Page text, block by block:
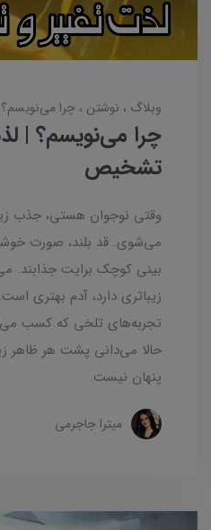
وبلاگ نوشتن چرا می‌نویسم؟
چرا می‌نویسم؟ |
تشخیص
وقتی نوجوان هستی، جذب
می‌شوی. قد بلند، صورت
بینی کوچک برایت
زیباتری دارد، آدم بهتری
تجربه‌های تلخی که کسب
حالا می‌دانی پشت هر ظاهر
پنهان نیست.
میترا جاجرمی